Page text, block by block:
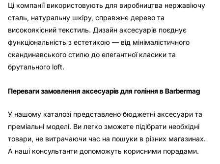
Ці компанії використовують для виробництва нержавіючу
сталь, натуральну шкіру, справжнє дерево та
високоякісний текстиль. Дизайн аксесуарів поєднує
функціональність з естетикою — від мінімалістичного
скандинавського стилю до елегантної класики та
брутального loft.
Переваги замовлення аксесуарів для гоління в Barbermag
У нашому каталозі представлено бюджетні аксесуари та
преміальні моделі. Ви легко зможете підібрати необхідні
товари, не витрачаючи час на пошуки в різних магазинах.
А наші консультанти допоможуть корисними порадами.